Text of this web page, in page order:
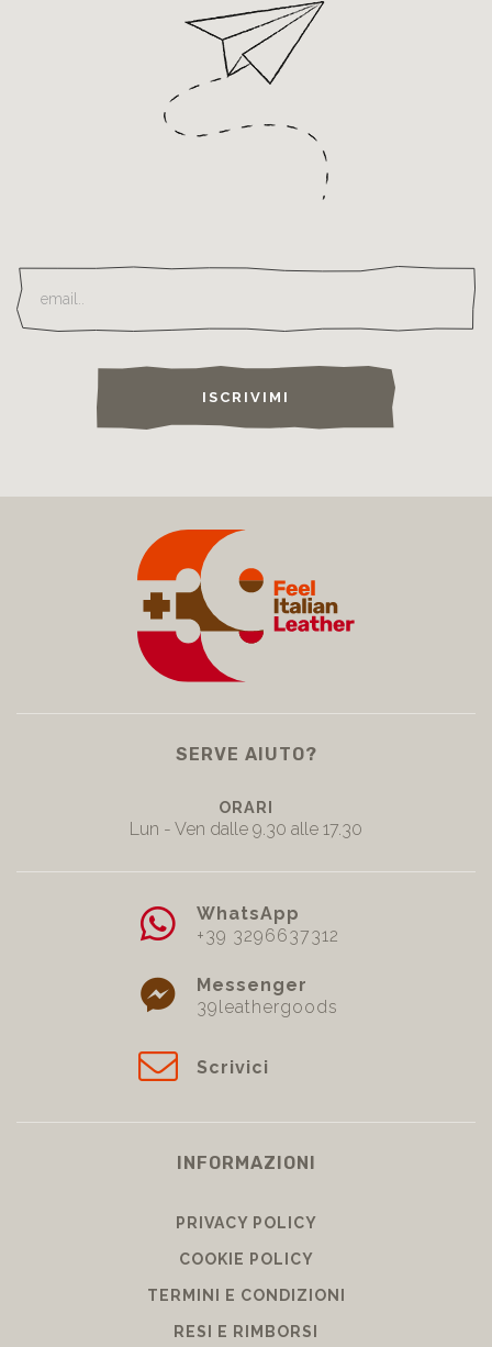
ISCRIVIMI
SERVE AIUTO?
ORARI
Lun - Ven dalle 9.30 alle 17.30
WhatsApp
+39 3296637312
Messenger
39leathergoods
Scrivici
INFORMAZIONI
PRIVACY POLICY
COOKIE POLICY
TERMINI E CONDIZIONI
RESI E RIMBORSI